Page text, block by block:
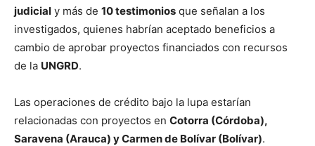
judicial y más de 10 testimonios que señalan a los
investigados, quienes habrían aceptado beneficios a
cambio de aprobar proyectos financiados con recursos
de la UNGRD.
Las operaciones de crédito bajo la lupa estarían
relacionadas con proyectos en Cotorra (Córdoba),
Saravena (Arauca) y Carmen de Bolívar (Bolívar).